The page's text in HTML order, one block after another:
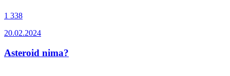
1 338
20.02.2024
Asteroid nima?